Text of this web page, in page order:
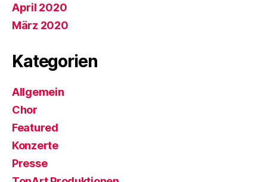
April 2020
März 2020
Kategorien
Allgemein
Chor
Featured
Konzerte
Presse